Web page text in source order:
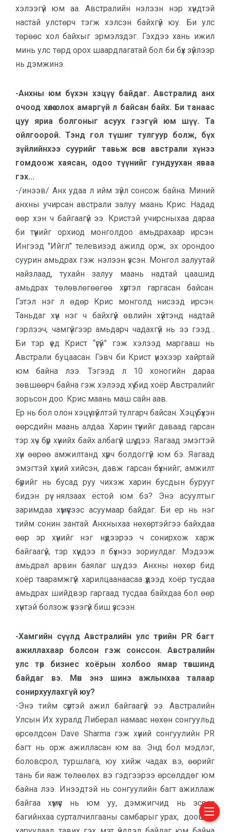
хэлээгүй юм аа. Австралийн нэлээн нэр хүндтэй
настай улстөрч тэгж хэлсэн байхгүй юу. Би улс
төрөөс хол байхыг эрмэлздэг. Гэхдээ хань ижил
минь улс төрд орох шаардлагатай бол би бүх зүйлээр
нь дэмжинэ.
-Анхны юм бүхэн хэцүү байдаг. Австралид анх
очоод хөлөө олох амаргүй л байсан байх. Би танаас
цуу яриа болгоныг асуух гээгүй юм шүү. Та
ойлгоорой. Тэнд гол түшиг тулгуур болж, бүх
зүйлийнхээ суурийг тавьж өгсөн австрали хүнээ
гомдоож хаясан, одоо түүнийг гундуухан яваа
гэх...
-/инээв/ Анх удаа л ийм зүйл сонсож байна. Миний
анхны учирсан австрали залуу маань Крис. Надад
өөр хэн ч байгаагүй ээ. Кристэй учирсныхаа дараа
би түүнийг орхиод монголдоо амьдрахаар ирсэн.
Ингээд "Ийгл" телевизэд ажилд орж, эх орондоо
суурин амьдрах гэж нэлээн үзсэн. Монгол залуутай
найзлаад, тухайн залуу маань надтай цаашид
амьдрах төлөвлөгөөгөө хүртэл гаргасан байсан.
Гэтэл нэг л өдөр Крис монголд нисээд ирсэн.
Таньдаг хүн нэг ч байхгүй өвлийн хүйтэнд надтай
гэрлээч, чамгүйгээр амьдарч чадахгүй нь ээ гээд...
Би тэр үед Крист “үгүй” гэж хэлээд маргааш нь
Австрали буцаасан. Гэвч би Крист үнэхээр хайртай
юм байна лээ. Тэгээд л 10 хоногийн дараа
зөвшөөрч байна гэж хэлээд хүү бид хоёр Австралийг
зорьсон доо. Крис маань маш сайн аав.
Ер нь бол олон хэцүү зүйлтэй тулгарч байсан. Хэцүү бүхэн
өөрсдийн маань алдаа. Харин түүнийг даваад гарсан
тэр хүч бүр хүнийх байх албагүй шүү дээ. Яагаад эмэгтэй
хүн өөрөө амжилтанд хүрч болдоггүй юм бэ. Яагаад
эмэгтэй хүний хийсэн, давж гарсан бүхнийг, амжилт
бүрийг нь бусад руу чихэж харин бусдын бурууг
бидэн рүү нялзаах ёстой юм бэ? Энэ асуултыг
заримдаа хүмүүсээс асуумаар байдаг. Би ер нь нэг
тийм сонин зантай. Анхныхаа нөхөртэйгээ байхдаа
өөр эр хүнийг нэг нүдээрээ ч сонирхож харж
байгаагүй, тэр хүндээ л бүхнээ зориулдаг. Мэдээж
амьдрал арвин баялаг шүү дээ. Анхны нөхөр бид
хоёр таарамжгүй харилцаанаасаа үүдээд хоёр тусдаа
амьдрах шийдвэр гаргаад тусдаа байхдаа бол өөр
хүнтэй болзож үзээгүй биш үзсээн.
-Хамгийн сүүлд Австралийн улс төрийн PR багт
ажиллахаар болсон гэж сонссон. Австралийн
улс төр бизнес хоёрын холбоо ямар төвшинд
байдаг вэ. Мөн энэ шинэ ажлынхаа талаар
сонирхуулахгүй юу?
-Энэ тийм сүртэй ажил байгаагүй ээ. Австралийн
Улсын Их хуралд Либерал намаас нөхөн сонгуульд
өрсөлдсөн Dave Sharma гэж хүний сонгуулийн PR
багт нь орж ажилласан юм аа. Энд бол мэдлэг,
боловсрол, туршлага, юу хийж чадах вэ, өөрийг
тань би яаж төлөөлөх вэ гэдгээрээ өрсөлддөг юм
байна лээ. Инээдтэй нь сонгуулийн багт ажиллаж
байгаа хүмүүс нь юм уу, дэмжигчид нь эсрэг
багийнхаа сурталчилгааны самбарыг урах, доошоо